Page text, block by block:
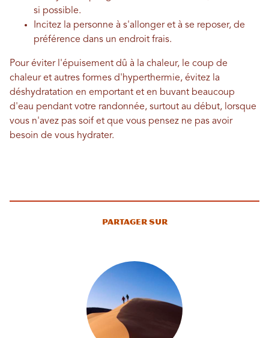
si possible.
Incitez la personne à s'allonger et à se reposer, de
préférence dans un endroit frais.
Pour éviter l'épuisement dû à la chaleur, le coup de
chaleur et autres formes d'hyperthermie, évitez la
déshydratation en emportant et en buvant beaucoup
d'eau pendant votre randonnée, surtout au début, lorsque
vous n'avez pas soif et que vous pensez ne pas avoir
besoin de vous hydrater.
Partager sur